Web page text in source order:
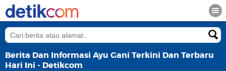
Berita Dan Informasi Ayu Gani Terkini Dan Terbaru
Hari Ini - Detikcom